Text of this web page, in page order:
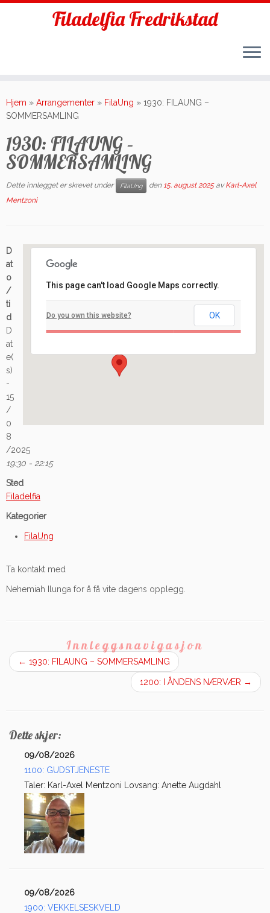
to
content
Filadelfia Fredrikstad
Hjem » Arrangementer » FilaUng » 1930: FILAUNG –
SOMMERSAMLING
1930: FILAUNG –
SOMMERSAMLING
Dette innlegget er skrevet under FilaUng den 15. august 2025 avKarl-Axel
Mentzoni
Arrangement
This page can't load Google Maps correctly.
Do you own this website? OK
D
at
o
/
ti
d
D
at
e(
s)
-
15
/
0
8
/2025
19:30 - 22:15
Sted
Filadelfia
Kategorier
FilaUng
Ta kontakt med
Nehemiah Ilunga for å få vite dagens opplegg.
Innleggsnavigasjon
← 1930: FILAUNG – SOMMERSAMLING
1200: I ÅNDENS NÆRVÆR →
Dette skjer:
09/08/2026
1100: GUDSTJENESTE
Taler: Karl-Axel Mentzoni Lovsang: Anette Augdahl
09/08/2026
1900: VEKKELSESKVELD